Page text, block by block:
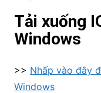
Tải xuống
Windows
>> Nhấp vào đây
Windows